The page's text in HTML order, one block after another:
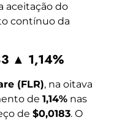
aceitação do
contínuo da
▲ 1,14%
(FLR), na oitava
de 1,14% nas
de $0,0183. O